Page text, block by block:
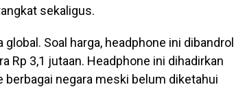
sekaligus.
Soal harga, headphone ini dibandrol
Rp 3,1 jutaan. Headphone ini dihadirkan
negara meski belum diketahui